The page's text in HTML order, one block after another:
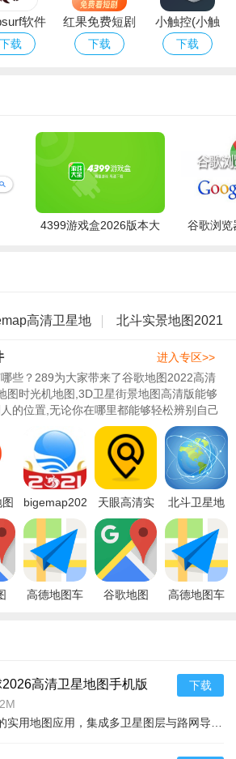
软件
方安卓
下载
红果免费短剧
app2026最新
下载
小触控(小触
屏连点器)app
下载
4399游戏盒2026版本大
谷歌浏览
高清卫星地
手机免费版
北斗实景地图2021
年高清最新版
些？289为大家带来了谷歌地图2022高清
图时光机地图,3D卫星街景地图高清版能够
的位置,无论你在哪里都能够轻松辨别自己
当前..
进入专区>>
bigemap2022
高清卫星地
图手机版
v2.5.2最新
版
天眼高清实
景卫星地图
2022最新版
v1.153最新
北斗卫星地
图2022年高
清最新版
v791.4最新
版
高德地图车
谷歌地图
高德地图车
高清卫星地图手机版
中文安卓版
下载